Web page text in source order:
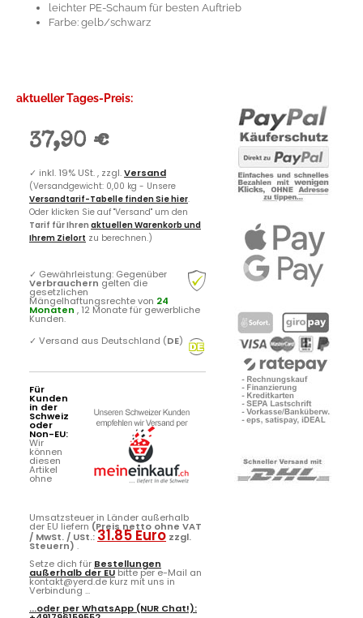
leichter PE-Schaum für besten Auftrieb
Farbe: gelb/schwarz
aktueller Tages-Preis:
37,90 €
✓ inkl. 19% USt. , zzgl.Versand
(Versandgewicht: 0,00 kg - Unsere
Versandtarif-Tabelle finden Sie hier.
Oder klicken Sie auf "Versand" um den
Tarif für Ihren aktuellen Warenkorb und
Ihrem Zielort zu berechnen.)
✓ Gewährleistung: Gegenüber
Verbrauchern gelten die
gesetzlichen
Mängelhaftungsrechte von 24
Monaten , 12 Monate für gewerbliche
Kunden.
✓ Versand aus Deutschland (DE)
Für
Kunden
in der
Schweiz
oder
Non-EU:
Wir
können
diesen
Artikel
ohne
Umsatzsteuer in Länder außerhalb
der EU liefern (Preis netto ohne VAT
/ MwSt. / USt.:31.85 Euro zzgl.
Steuern) .
Setze dich für Bestellungen
außerhalb der EUbitte per e-Mail an
kontakt@yerd.de kurz mit uns in
Verbindung ...
...oder perWhatsApp (NUR Chat!):